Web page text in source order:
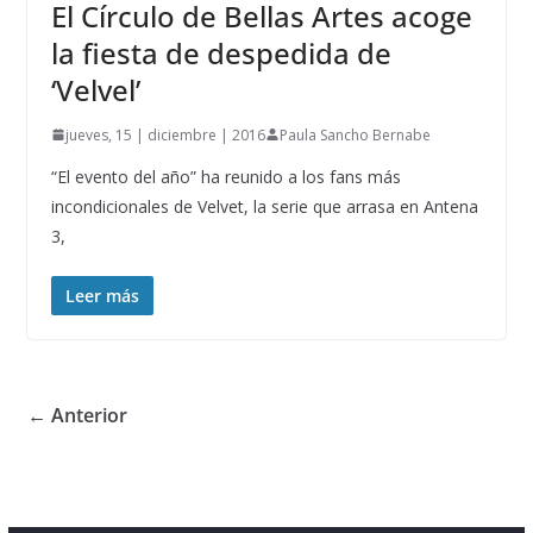
El Círculo de Bellas Artes acoge
la fiesta de despedida de
‘Velvel’
jueves, 15 | diciembre | 2016 Paula Sancho Bernabe
“El evento del año” ha reunido a los fans más
incondicionales de Velvet, la serie que arrasa en Antena
3,
Leer más
← Anterior